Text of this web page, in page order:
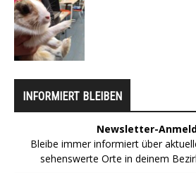
INFORMIERT BLEIBEN
Newsletter-
Bleibe immer informiert über
sehenswerte Orte in deinem